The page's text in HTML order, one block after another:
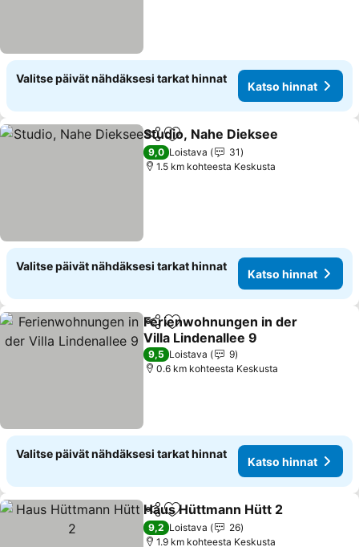
Valitse päivät nähdäksesi tarkat hinnat
Katso hinnat
Jaa Lisää suosikkeihin
Studio, Nahe Dieksee
9,0 Loistava
31
1.5 km kohteesta Keskusta
Valitse päivät nähdäksesi tarkat hinnat
Katso hinnat
Jaa Lisää suosikkeihin
Ferienwohnungen in der
Villa Lindenallee 9
Katso hinnat
9,5 Loistava
9
0.6 km kohteesta Keskusta
Valitse päivät nähdäksesi tarkat hinnat
Katso hinnat
Jaa Lisää suosikkeihin
Haus Hüttmann Hütt 2
9,2 Loistava
26
1.9 km kohteesta Keskusta